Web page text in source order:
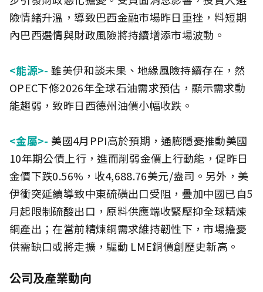
險情緒升溫，導致巴西金融市場昨日重挫，料短期
內巴西選情與財政風險將持續增添市場波動。
<能源>- 雖美伊和談未果、地緣風險持續存在，然
OPEC下修2026年全球石油需求預估，顯示需求動
能趨弱，致昨日西德州油價小幅收跌。
<金屬>- 美國4月PPI高於預期，通膨隱憂推動美國
10年期公債上行，進而削弱金價上行動能，促昨日
金價下跌0.56%，收4,688.76美元/盎司。另外，美
伊衝突延續導致中東硫磺出口受阻，疊加中國已自5
月起限制硫酸出口，原料供應端收緊壓抑全球精煉
銅產出；在當前精煉銅需求維持韌性下，市場擔憂
供需缺口或將走擴，驅動 LME銅價創歷史新高。
公司及產業動向